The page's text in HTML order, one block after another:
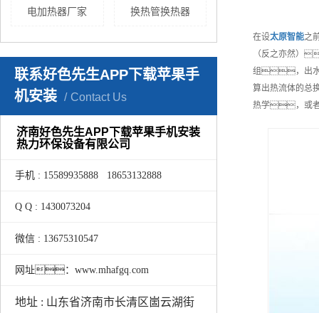
电加热器厂家 换热管换热器
联系好色先生APP下载苹果手
机安装
Contact Us
济南好色先生APP下载苹果手机安装
热力环保设备有限公司
手机 : 15589935888 18653132888
Q Q : 1430073204
微信 : 13675310547
网址：www.mhafgq.com
地址 : 山东省济南市长清区崮云湖街
在设太原智能之
（反之亦然）
组，出水
算出热流体的
热学，或